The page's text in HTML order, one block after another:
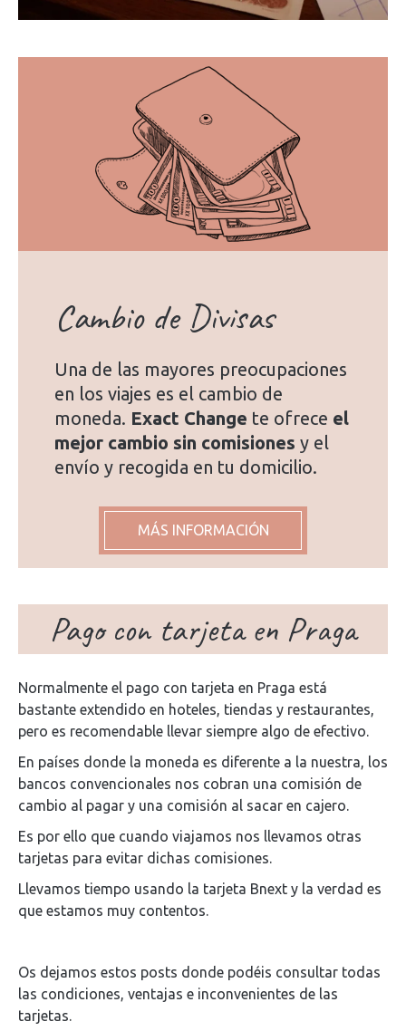
Cambio de Divisas
Una de las mayores preocupaciones
en los viajes es el cambio de
moneda. Exact Change te ofrece el
mejor cambio sin comisiones y el
envío y recogida en tu domicilio.
MÁS INFORMACIÓN
Pago con tarjeta en Praga
Normalmente el pago con tarjeta en Praga está
bastante extendido en hoteles, tiendas y restaurantes,
pero es recomendable llevar siempre algo de efectivo.
En países donde la moneda es diferente a la nuestra, los
bancos convencionales nos cobran una comisión de
cambio al pagar y una comisión al sacar en cajero.
Es por ello que cuando viajamos nos llevamos otras
tarjetas para evitar dichas comisiones.
Llevamos tiempo usando la tarjeta Bnext y la verdad es
que estamos muy contentos.
Os dejamos estos posts donde podéis consultar todas
las condiciones, ventajas e inconvenientes de las
tarjetas.